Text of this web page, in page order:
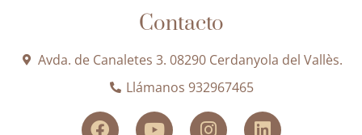
Contacto
Avda. de Canaletes 3. 08290 Cerdanyola del Vallès.
Llámanos 932967465